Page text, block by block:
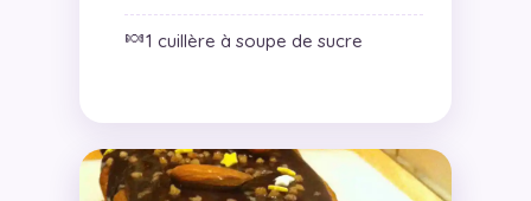
🍬1 cuillère à soupe de sucre